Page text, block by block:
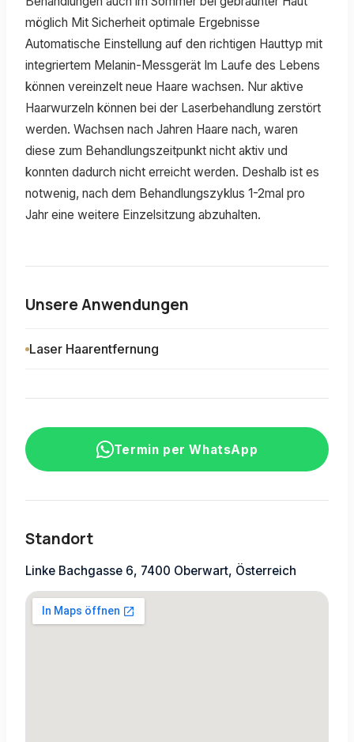
möglich Mit Sicherheit optimale Ergebnisse
Automatische Einstellung auf den richtigen Hauttyp mit
integriertem Melanin-Messgerät Im Laufe des Lebens
können vereinzelt neue Haare wachsen. Nur aktive
Haarwurzeln können bei der Laserbehandlung zerstört
werden. Wachsen nach Jahren Haare nach, waren
diese zum Behandlungszeitpunkt nicht aktiv und
konnten dadurch nicht erreicht werden. Deshalb ist es
notwenig, nach dem Behandlungszyklus 1-2mal pro
Jahr eine weitere Einzelsitzung abzuhalten.
Unsere Anwendungen
Laser Haarentfernung
Termin per WhatsApp
Standort
Linke Bachgasse 6, 7400 Oberwart, Österreich